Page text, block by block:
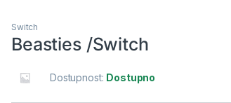
Switch
Beasties /Switch
Dostupnost: Dostupno